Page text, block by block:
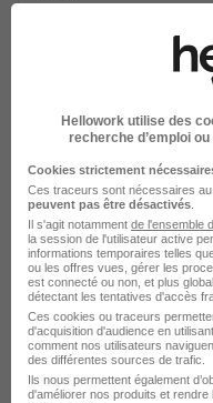
34
Technico-
H/F
Art & Fenêtres
Juvisy-sur-Orge - 91
Hellowork utilise des
recherche d’emploi
Cookies strictement
Ces traceurs sont nécessaires
peuvent pas être désactivés
Il s'agit notamment de l'ensemble
la session de l'utilisateur active
informations temporaires telles
ou les offres vues, gérer les
est connecté ou non, et plus
détectant les tentatives d'accès
Ces cookies ou traceurs
d'acquisition d'audience en
comment nos utilisateurs
des différentes sources de trafic.
Ils nous permettent également
d'améliorer nos produits et